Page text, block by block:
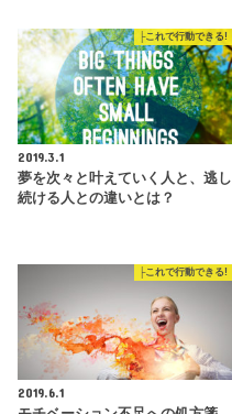
├これで行動できる!
2019.3.1
夢を次々と叶えていく人と、逃し
続ける人との違いとは？
├これで行動できる!
2019.6.1